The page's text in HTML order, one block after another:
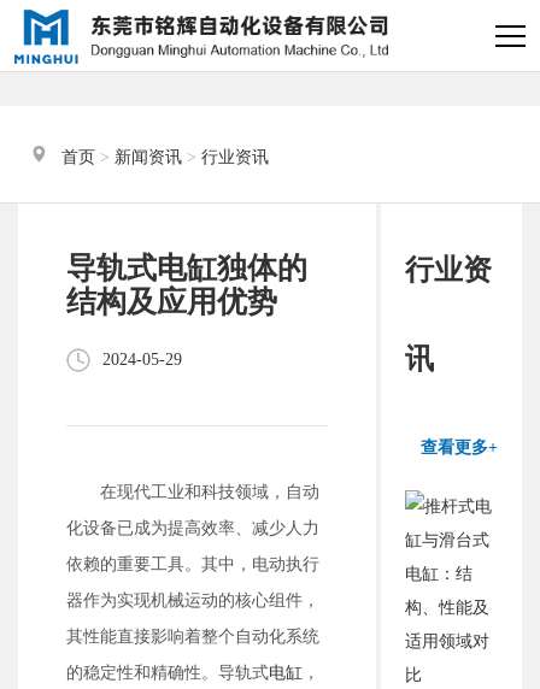
首页 > 新闻资讯 > 行业资讯
导轨式电缸独体的
结构及应用优势
2024-05-29
在现代工业和科技领域，自动
化设备已成为提高效率、减少人力
依赖的重要工具。其中，电动执行
器作为实现机械运动的核心组件，
其性能直接影响着整个自动化系统
的稳定性和精确性。导轨式电缸 ，
行业资
讯
查看更多+
您好，我是电缸小助手，很高兴为
您服务
常见问题
器
2.铭辉电动缸型号参数表
料